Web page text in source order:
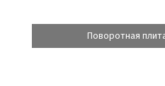
Поворотная